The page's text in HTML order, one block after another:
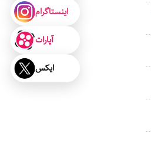
اینستاگرام
آپارات
ایکس